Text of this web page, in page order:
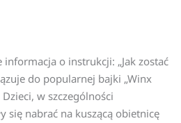
o instrukcji: „Jak zostać
do popularnej bajki „Winx
Dzieci, w szczególności
się nabrać na kuszącą obietnicę